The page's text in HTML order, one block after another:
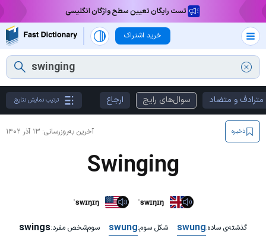
تست رایگان تعیین سطح واژگان انگلیسی
خرید اشتراک
مترادف و متضاد سوال‌های رایج ارجاع ترتیب نمایش نتایج
آخرین به‌روزرسانی: ۱۳ آذر ۱۴۰۲ ذخیره
Swinging
ˈswɪŋɪŋ ˈswɪŋɪŋ
گذشته‌ی ساده:swung شکل سوم:swung سوم‌شخص مفرد:swings